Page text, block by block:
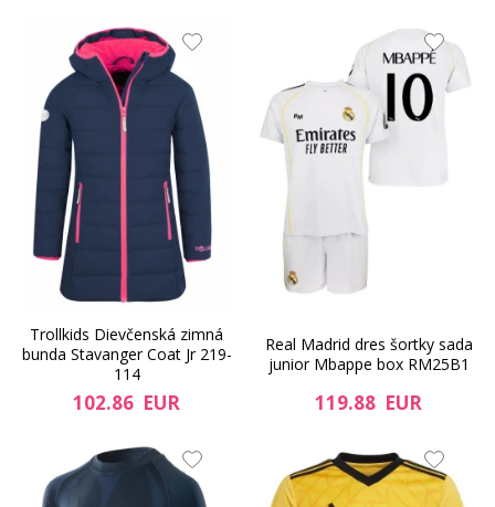
Trollkids Dievčenská zimná
bunda Stavanger Coat Jr 219-
114
102.86 EUR
Real Madrid dres šortky sada
junior Mbappe box RM25B1
119.88 EUR